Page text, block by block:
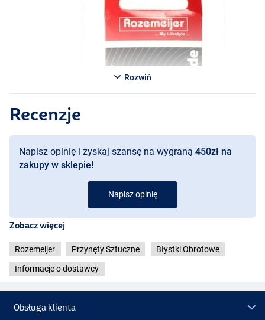
Rozwiń
Recenzje
Napisz opinię i zyskaj szansę na wygraną 450zł na
zakupy w sklepie!
Napisz opinię
Zobacz więcej
Rozemeijer Przynęty Sztuczne Błystki Obrotowe
Informacje o dostawcy
Obsługa klienta